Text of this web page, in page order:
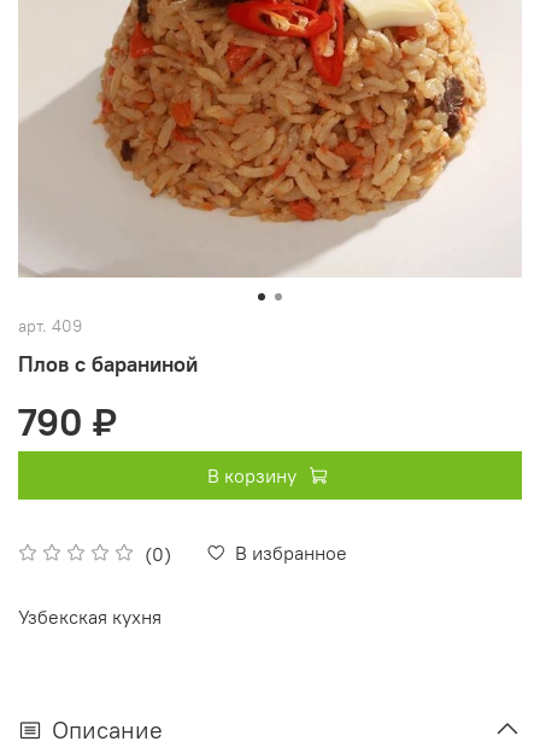
арт. 409
Плов с бараниной
(0) В избранное
790 ₽
В корзину
Узбекская кухня
Описание